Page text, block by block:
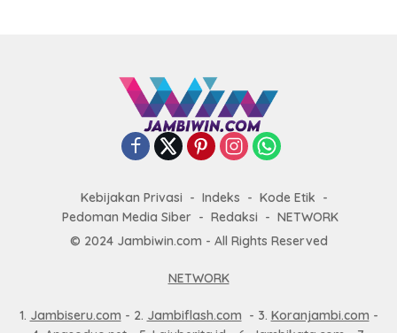
Kebijakan Privasi Indeks
Kode Etik
Pedoman Media Siber
Redaksi
NETWORK
© 2024 Jambiwin.com - All Rights Reserved
NETWORK
1. Jambiseru.com - 2. Jambiflash.com - 3. Koranjambi.com -